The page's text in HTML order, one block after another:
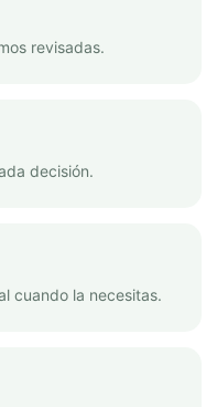
revisadas.
decisión.
cuando la necesitas.